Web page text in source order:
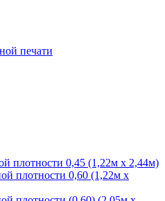
печати
плотности 0,45 (1,22м х 2,44м)
плотности 0,60 (1,22м х